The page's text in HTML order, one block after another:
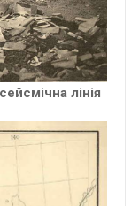
лінія